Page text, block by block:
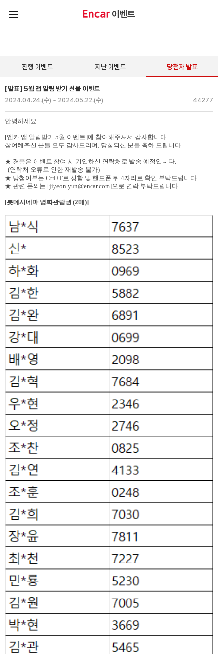
이벤트
진행 이벤트 지난 이벤트 당첨자 발표
[발표] 5월 앱 알림 받기 선물 이벤트
2024.04.24.(수) ~ 2024.05.22.(수) 44277
안녕하세요.
[엔카 앱 알림받기 5월 이벤트]에 참여해주셔서 감사합니다..
참여해주신 분들 모두 감사드리며, 당첨되신 분들 축하 드립니다!
★ 경품은 이벤트 참여 시 기입하신 연락처로 발송 예정입니다.
(연락처 오류로 인한 재발송 불가)
★ 당첨여부는 Ctrl+F로 성함 및 핸드폰 뒤 4자리로 확인 부탁드립니다.
★ 관련 문의는 [jiyeon.yun@encar.com]으로 연락 부탁드립니다.
[롯데시네마 영화관람권 (2매)]